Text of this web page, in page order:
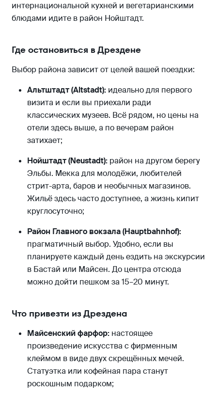
интернациональной кухней и вегетарианскими
блюдами идите в район Нойштадт.
Где остановиться в Дрездене
Выбор района зависит от целей вашей поездки:
Альтштадт (Altstadt): идеально для первого
визита и если вы приехали ради
классических музеев. Всё рядом, но цены на
отели здесь выше, а по вечерам район
затихает;
Нойштадт (Neustadt): район на другом берегу
Эльбы. Мекка для молодёжи, любителей
стрит-арта, баров и необычных магазинов.
Жильё здесь часто доступнее, а жизнь кипит
круглосуточно;
Район Главного вокзала (Hauptbahnhof):
прагматичный выбор. Удобно, если вы
планируете каждый день ездить на экскурсии
в Бастай или Майсен. До центра отсюда
можно дойти пешком за 15–20 минут.
Что привезти из Дрездена
Майсенский фарфор: настоящее
произведение искусства с фирменным
клеймом в виде двух скрещённых мечей.
Статуэтка или кофейная пара станут
роскошным подарком;